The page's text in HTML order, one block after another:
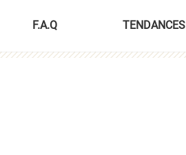
F.A.Q TENDANCES